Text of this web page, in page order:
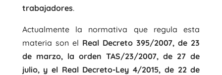
trabajadores.
Actualmente la normativa que regula esta
materia son el Real Decreto 395/2007, de 23
de marzo, la orden TAS/23/2007, de 27 de
julio, y el Real Decreto-Ley 4/2015, de 22 de